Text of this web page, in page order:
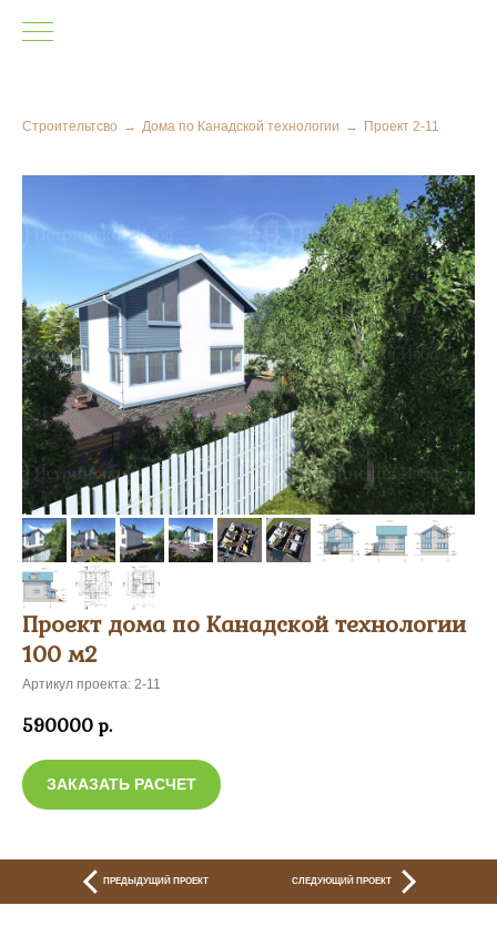
Строительтсво → Дома по Канадской технологии → Проект 2-11
Проект дома по Канадской технологии
100 м2
Артикул проекта: 2-11
590000р.
ЗАКАЗАТЬ РАСЧЕТ
ПРЕДЫДУЩИЙ ПРОЕКТ СЛЕДУЮЩИЙ ПРОЕКТ